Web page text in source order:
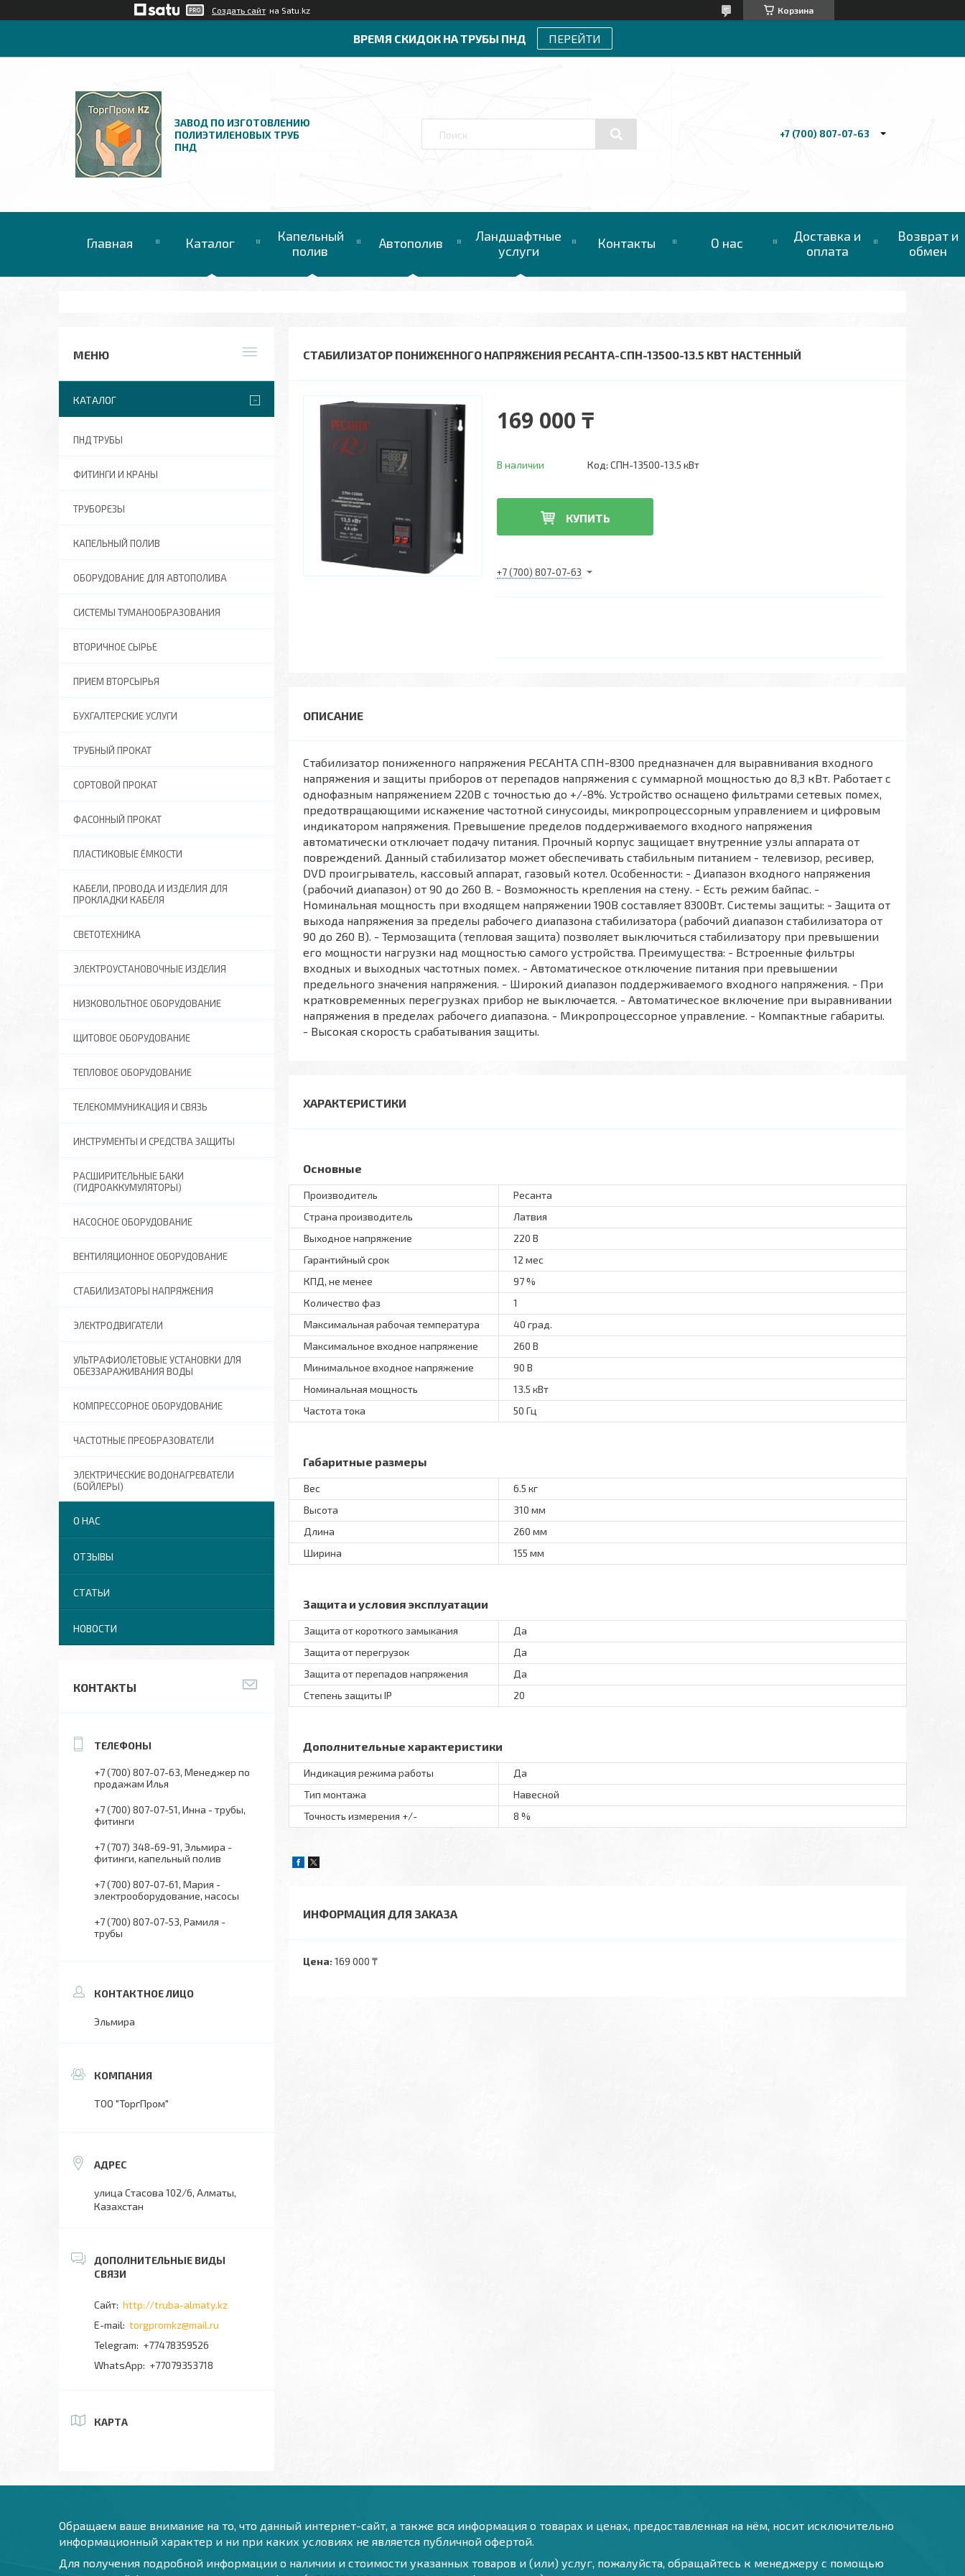
Создать сайт на Satu.kz Корзина
ВРЕМЯ СКИДОК НА ТРУБЫ ПНД ПЕРЕЙТИ
ЗАВОД ПО ИЗГОТОВЛЕНИЮ
ПОЛИЭТИЛЕНОВЫХ ТРУБ
ПНД
+7 (700) 807-07-63
Главная Каталог
Капельный
полив
Автополив
Ландшафтные
услуги
Контакты О нас
Доставка и
оплата
Возврат и
обмен
CТАБИЛИЗАТОР ПОНИЖЕННОГО НАПРЯЖЕНИЯ РЕСАНТА-СПН-13500-13.5 КВТ НАСТЕННЫЙ
169 000 ₸
В наличии Код: СПН-13500-13.5 кВт
КУПИТЬ
+7 (700) 807-07-63
Стабилизатор пониженного напряжения РЕСАНТА СПН-8300 предназначен для выравнивания входного
напряжения и защиты приборов от перепадов напряжения с суммарной мощностью до 8,3 кВт. Работает с
однофазным напряжением 220В с точностью до +/-8%. Устройство оснащено фильтрами сетевых помех,
предотвращающими искажение частотной синусоиды, микропроцессорным управлением и цифровым
индикатором напряжения. Превышение пределов поддерживаемого входного напряжения
автоматически отключает подачу питания. Прочный корпус защищает внутренние узлы аппарата от
повреждений. Данный стабилизатор может обеспечивать стабильным питанием - телевизор, ресивер,
DVD проигрыватель, кассовый аппарат, газовый котел. Особенности: - Диапазон входного напряжения
(рабочий диапазон) от 90 до 260 В. - Возможность крепления на стену. - Есть режим байпас. -
Номинальная мощность при входящем напряжении 190В составляет 8300Вт. Системы защиты: - Защита от
выхода напряжения за пределы рабочего диапазона стабилизатора (рабочий диапазон стабилизатора от
90 до 260 В). - Термозащита (тепловая защита) позволяет выключиться стабилизатору при превышении
его мощности нагрузки над мощностью самого устройства. Преимущества: - Встроенные фильтры
входных и выходных частотных помех. - Автоматическое отключение питания при превышении
предельного значения напряжения. - Широкий диапазон поддерживаемого входного напряжения. - При
кратковременных перегрузках прибор не выключается. - Автоматическое включение при выравнивании
напряжения в пределах рабочего диапазона. - Микропроцессорное управление. - Компактные габариты.
- Высокая скорость срабатывания защиты.
ХАРАКТЕРИСТИКИ
Основные
Производитель
Ресанта
Страна производитель
Латвия
Выходное напряжение
220 В
Гарантийный срок
12 мес
КПД, не менее
97 %
Количество фаз
1
Максимальная рабочая температура
40 град.
Максимальное входное напряжение
260 В
Минимальное входное напряжение
90 В
Номинальная мощность
13.5 кВт
Частота тока
50 Гц
Габаритные размеры
Вес
6.5 кг
Высота
310 мм
Длина
260 мм
Ширина
155 мм
Защита и условия эксплуатации
Защита от короткого замыкания
Да
Защита от перегрузок
Да
Защита от перепадов напряжения
Да
Степень защиты IP
20
Дополнительные характеристики
Индикация режима работы
Да
Тип монтажа
Навесной
Точность измерения +/-
8 %
ИНФОРМАЦИЯ ДЛЯ ЗАКАЗА
Цена: 169 000 ₸
КАТАЛОГ
ПНД ТРУБЫ
ФИТИНГИ И КРАНЫ
ТРУБОРЕЗЫ
КАПЕЛЬНЫЙ ПОЛИВ
ОБОРУДОВАНИЕ ДЛЯ АВТОПОЛИВА
СИСТЕМЫ ТУМАНООБРАЗОВАНИЯ
ВТОРИЧНОЕ СЫРЬЕ
ПРИЕМ ВТОРСЫРЬЯ
БУХГАЛТЕРСКИЕ УСЛУГИ
ТРУБНЫЙ ПРОКАТ
СОРТОВОЙ ПРОКАТ
ФАСОННЫЙ ПРОКАТ
ПЛАСТИКОВЫЕ ЁМКОСТИ
КАБЕЛИ, ПРОВОДА И ИЗДЕЛИЯ ДЛЯ
ПРОКЛАДКИ КАБЕЛЯ
СВЕТОТЕХНИКА
ЭЛЕКТРОУСТАНОВОЧНЫЕ ИЗДЕЛИЯ
НИЗКОВОЛЬТНОЕ ОБОРУДОВАНИЕ
ЩИТОВОЕ ОБОРУДОВАНИЕ
ТЕПЛОВОЕ ОБОРУДОВАНИЕ
ТЕЛЕКОММУНИКАЦИЯ И СВЯЗЬ
ИНСТРУМЕНТЫ И СРЕДСТВА ЗАЩИТЫ
РАСШИРИТЕЛЬНЫЕ БАКИ
(ГИДРОАККУМУЛЯТОРЫ)
НАСОСНОЕ ОБОРУДОВАНИЕ
ВЕНТИЛЯЦИОННОЕ ОБОРУДОВАНИЕ
СТАБИЛИЗАТОРЫ НАПРЯЖЕНИЯ
ЭЛЕКТРОДВИГАТЕЛИ
УЛЬТРАФИОЛЕТОВЫЕ УСТАНОВКИ ДЛЯ
ОБЕЗЗАРАЖИВАНИЯ ВОДЫ
КОМПРЕССОРНОЕ ОБОРУДОВАНИЕ
ЧАСТОТНЫЕ ПРЕОБРАЗОВАТЕЛИ
ЭЛЕКТРИЧЕСКИЕ ВОДОНАГРЕВАТЕЛИ
(БОЙЛЕРЫ)
О НАС
ОТЗЫВЫ
СТАТЬИ
НОВОСТИ
КОНТАКТЫ
+7 (700) 807-07-63 Менеджер по
продажам Илья
+7 (700) 807-07-51 Инна - трубы,
фитинги
+7 (707) 348-69-91 Эльмира -
фитинги, капельный полив
+7 (700) 807-07-61 Мария -
электрооборудование, насосы
+7 (700) 807-07-53 Рамиля -
трубы
Эльмира
ТОО "ТоргПром"
улица Стасова 102/6, Алматы,
Казахстан
http://truba-almaty.kz
torgpromkz@mail.ru
+77478359526
+77079353718
КАРТА
Обращаем ваше внимание на то, что данный интернет-сайт, а также вся информация о товарах и ценах, предоставленная на нём, носит исключительно
информационный характер и ни при каких условиях не является публичной офертой.
Для получения подробной информации о наличии и стоимости указанных товаров и (или) услуг, пожалуйста, обращайтесь к менеджеру с помощью